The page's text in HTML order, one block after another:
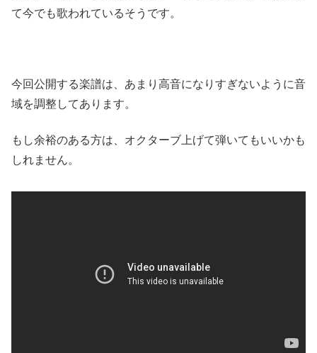
て今でも歌われているそうです。
今回公開する楽譜は、あまり高音になりすぎないように音
域を調整してあります。
もし余裕のある方は、オクターブ上げて弾いてもいいかも
しれません。